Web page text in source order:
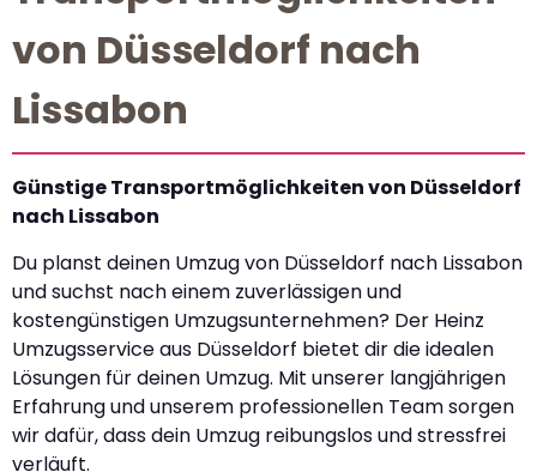
von Düsseldorf nach
Lissabon
Günstige Transportmöglichkeiten von Düsseldorf
nach Lissabon
Du planst deinen Umzug von Düsseldorf nach Lissabon
und suchst nach einem zuverlässigen und
kostengünstigen Umzugsunternehmen? Der Heinz
Umzugsservice aus Düsseldorf bietet dir die idealen
Lösungen für deinen Umzug. Mit unserer langjährigen
Erfahrung und unserem professionellen Team sorgen
wir dafür, dass dein Umzug reibungslos und stressfrei
verläuft.